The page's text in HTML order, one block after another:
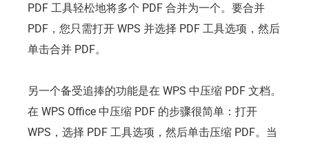
PDF 工具轻松地将多个 PDF 合并为一个。要合并
PDF，您只需打开 WPS 并选择 PDF 工具选项，然后
单击合并 PDF。
另一个备受追捧的功能是在 WPS 中压缩 PDF 文档。
在 WPS Office 中压缩 PDF 的步骤很简单：打开
WPS，选择 PDF 工具选项，然后单击压缩 PDF。当